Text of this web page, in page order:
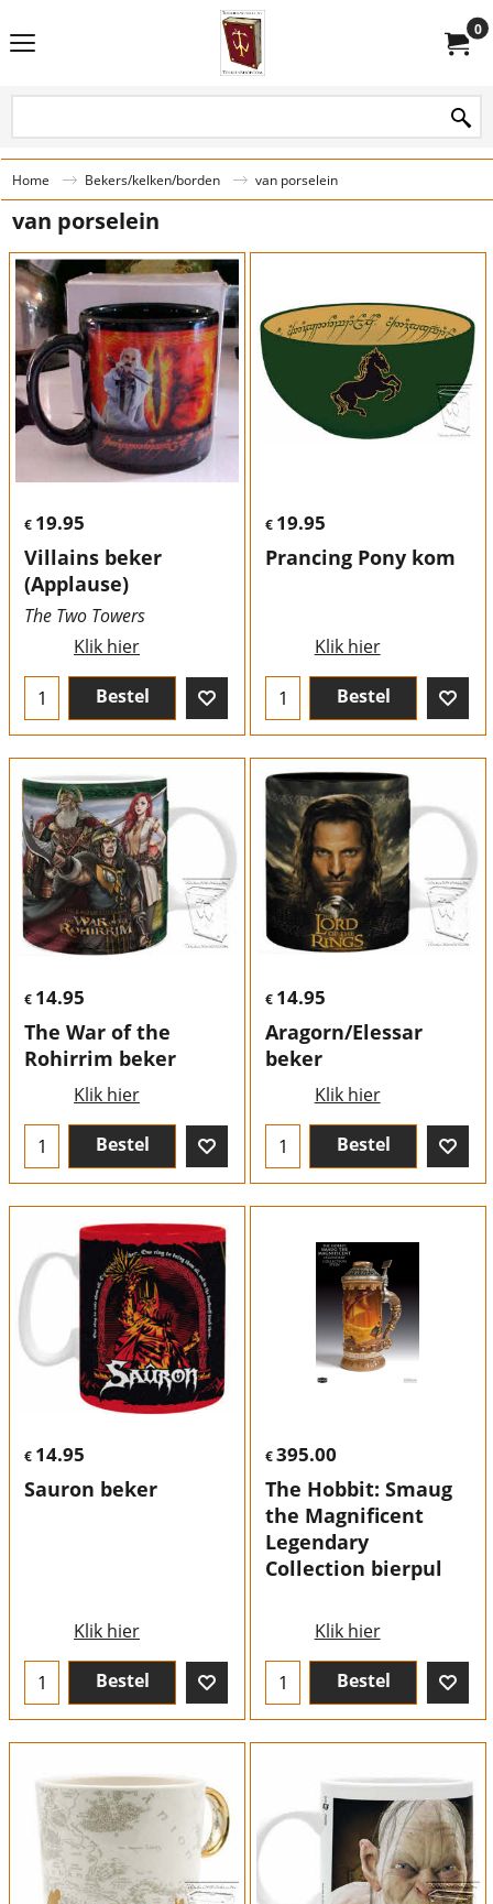
0
Home Bekers/kelken/borden van porselein
van porselein
€ 19.95
Villains beker
(Applause)
The Two Towers
Klik hier
Bestel
€ 19.95
Prancing Pony kom
Klik hier
Bestel
€ 14.95
The War of the
Rohirrim beker
Klik hier
Bestel
€ 14.95
Aragorn/Elessar
beker
Klik hier
Bestel
€ 14.95
Sauron beker
Klik hier
Bestel
€395.00
The Hobbit: Smaug
the Magnificent
Legendary
Collection bierpul
Klik hier
Bestel